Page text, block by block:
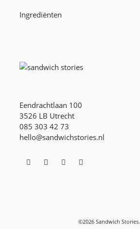
Ingrediënten
Eendrachtlaan 100
3526 LB Utrecht
085 303 42 73
hello@sandwichstories.nl
©2026 Sandwich Stories.